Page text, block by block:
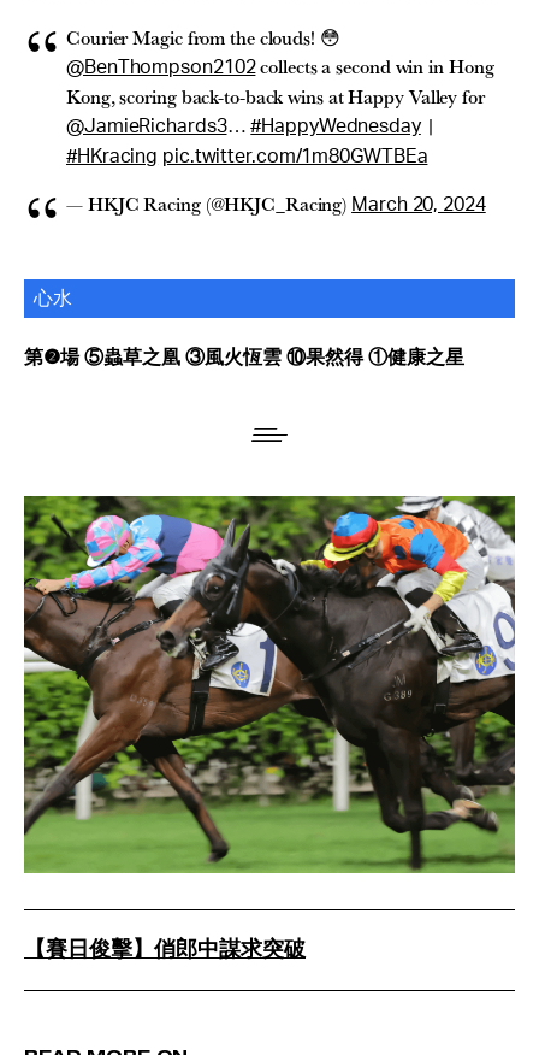
Courier Magic from the clouds! 😳
@BenThompson2102collects a second win in Hong
Kong, scoring back-to-back wins at Happy Valley for
@JamieRichards3…#HappyWednesday|
#HKracing pic.twitter.com/1m80GWTBEa
— HKJC Racing (@HKJC_Racing) March 20, 2024
心水
第❷場 ⑤蟲草之凰 ③風火恆雲 ⑩果然得 ①健康之星
【賽日俊擊】俏郎中謀求突破